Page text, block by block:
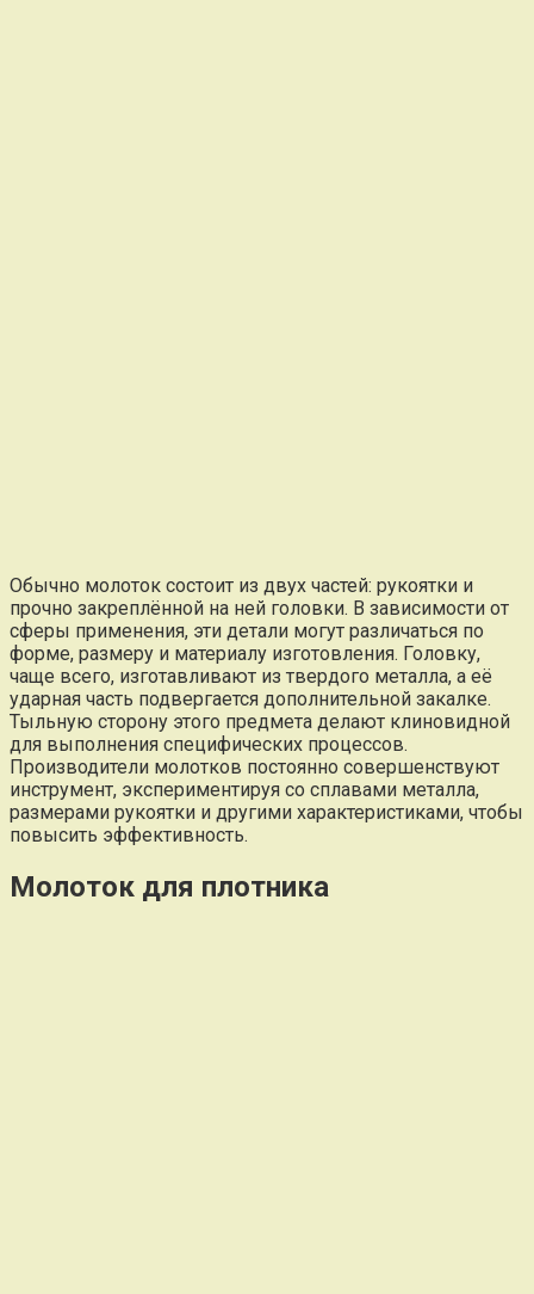
Обычно молоток состоит из двух частей: рукоятки и
прочно закреплённой на ней головки. В зависимости от
сферы применения, эти детали могут различаться по
форме, размеру и материалу изготовления. Головку,
чаще всего, изготавливают из твердого металла, а её
ударная часть подвергается дополнительной закалке.
Тыльную сторону этого предмета делают клиновидной
для выполнения специфических процессов.
Производители молотков постоянно совершенствуют
инструмент, экспериментируя со сплавами металла,
размерами рукоятки и другими характеристиками, чтобы
повысить эффективность.
Молоток для плотника